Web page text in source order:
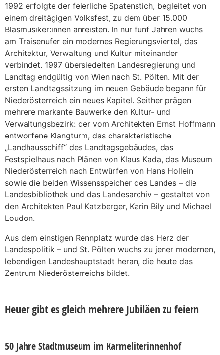
1992 erfolgte der feierliche Spatenstich, begleitet von
einem dreitägigen Volksfest, zu dem über 15.000
Blasmusiker:innen anreisten. In nur fünf Jahren wuchs
am Traisenufer ein modernes Regierungsviertel, das
Architektur, Verwaltung und Kultur miteinander
verbindet. 1997 übersiedelten Landesregierung und
Landtag endgültig von Wien nach St. Pölten. Mit der
ersten Landtagssitzung im neuen Gebäude begann für
Niederösterreich ein neues Kapitel. Seither prägen
mehrere markante Bauwerke den Kultur- und
Verwaltungsbezirk: der vom Architekten Ernst Hoffmann
entworfene Klangturm, das charakteristische
„Landhausschiff“ des Landtagsgebäudes, das
Festspielhaus nach Plänen von Klaus Kada, das Museum
Niederösterreich nach Entwürfen von Hans Hollein
sowie die beiden Wissensspeicher des Landes – die
Landesbibliothek und das Landesarchiv – gestaltet von
den Architekten Paul Katzberger, Karin Bily und Michael
Loudon.
Aus dem einstigen Rennplatz wurde das Herz der
Landespolitik – und St. Pölten wuchs zu jener modernen,
lebendigen Landeshauptstadt heran, die heute das
Zentrum Niederösterreichs bildet.
Heuer gibt es gleich mehrere Jubiläen zu feiern
50 Jahre Stadtmuseum im Karmeliterinnenhof